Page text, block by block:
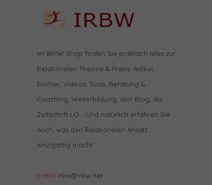
Im IBRW Shop finden Sie praktisch alles zur
Relationalen Theorie & Praxis: Artikel,
Bücher, Videos, Tools, Beratung &
Coaching, Weiterbildung, den Blog, die
Zeitschrift LO… Und natürlich erfahren Sie
auch, was den Relationalen Ansatz
einzigartig macht.
E-Mail irbw@irbw.net